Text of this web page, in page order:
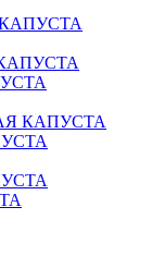
КАПУСТА